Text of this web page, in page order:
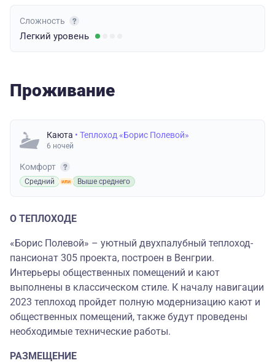
Сложность
Легкий уровень
Проживание
Каюта • Теплоход «Борис Полевой»
6 ночей
Комфорт
Средний Выше среднего
О ТЕПЛОХОДЕ
«Борис Полевой» – уютный двухпалубный теплоход-
пансионат 305 проекта, построен в Венгрии.
Интерьеры общественных помещений и кают
выполнены в классическом стиле. К началу навигации
2023 теплоход пройдет полную модернизацию кают и
общественных помещений, также будут проведены
необходимые технические работы.
РАЗМЕЩЕНИЕ